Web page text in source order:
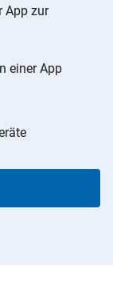
App zur
einer App